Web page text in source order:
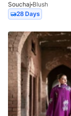
Souchaj Blush
28 Days